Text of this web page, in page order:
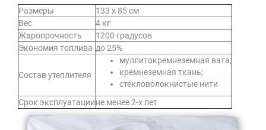
Размеры
133 x 85 см
Вес
4 кг
Жаропрочность
1200 градусов
Экономия топлива до 25%
Состав утеплителя
муллитокремнеземная вата;
кремнеземная ткань;
стекловолокнистые нити
Срок эксплуатациине менее 2-х лет